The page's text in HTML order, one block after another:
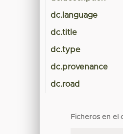
dc.language
dc.title
dc.type
dc.provenance
dc.road
Ficheros en el